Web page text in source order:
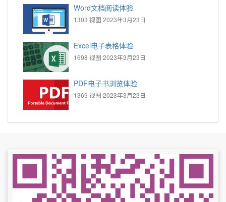
Word文档阅读体验
1303 视图 2023年3月23日
Excel电子表格体验
1698 视图 2023年3月23日
PDF电子书浏览体验
1369 视图 2023年3月23日